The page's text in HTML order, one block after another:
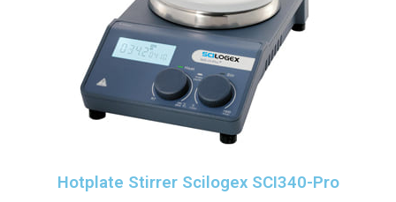
Hotplate Stirrer Scilogex SCI340-Pro